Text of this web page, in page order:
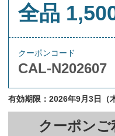
全品
クーポンコード
CAL-N202607
有効期限：2026年9月3日（
クーポンご